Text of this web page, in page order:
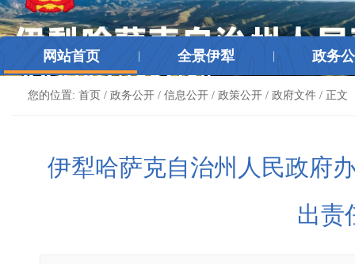
网站首页 全景伊犁 政务
您的位置: 首页 / 政务公开 / 信息公开 / 政策公开 / 政府文件 / 正文
伊犁哈萨克自治州人民政府
出责